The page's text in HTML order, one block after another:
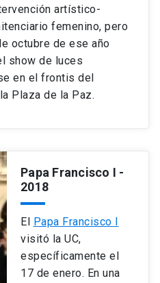
artístico-
femenino, pero
octubre de ese año
show de luces
en el frontis del
Plaza de la Paz.
Papa Francisco I -
2018
El Papa Francisco I
visitó la UC,
específicamente el
17 de enero. En una